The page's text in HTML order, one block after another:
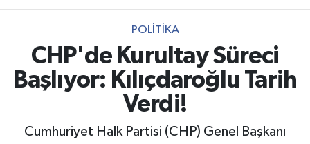
POLITIKA
CHP'de Kurultay Süreci
Başlıyor: Kılıçdaroğlu Tarih
Verdi!
Cumhuriyet Halk Partisi (CHP) Genel Başkanı
Ekonomi
Borsa Haberleri
İş Dünyası
Trafik Durumu
Süper Lig Puan Durumu ve Fikstür
Tüm Manşetler
Son Dakika Haberleri